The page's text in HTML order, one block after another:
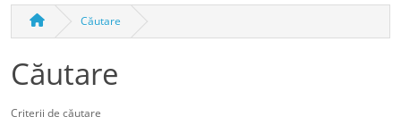
Căutare
Căutare
Criterii de căutare